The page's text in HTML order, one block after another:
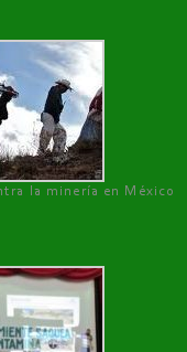
la minería en México